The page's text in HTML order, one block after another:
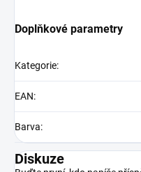
Doplňkové parametry
Kategorie:
EAN:
Barva:
Diskuze